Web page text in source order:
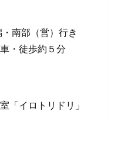
南部（営）行き
・徒歩約５分
「イロトリドリ」